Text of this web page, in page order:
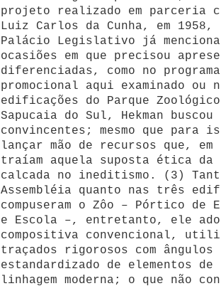
projeto realizado em parceria
Luiz Carlos da Cunha, em 1958,
Palácio Legislativo já
ocasiões em que precisou
diferenciadas, como no
promocional aqui examinado ou
edificações do Parque
Sapucaia do Sul, Hekman
convincentes; mesmo que para
lançar mão de recursos que,
traíam aquela suposta ética da
calcada no ineditismo. (3)
Assembléia quanto nas três
compuseram o Zôo – Pórtico de
e Escola –, entretanto, ele
compositiva convencional,
traçados rigorosos com
estandardizado de
elementos
linhagem moderna; o que não